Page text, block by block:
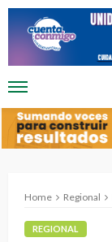
Home Regional
REGIONAL